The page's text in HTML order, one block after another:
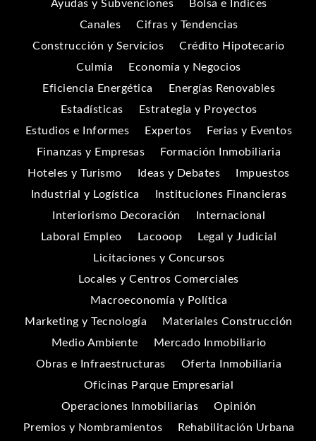
Ayudas y Subvenciones
Bolsa e Índices
Canales
Cifras y Tendencias
Construcción y Servicios
Crédito Hipotecario
Culmia
Economía y Negocios
Eficiencia Energética
Energías Renovables
Estadísticas
Estrategia y Proyectos
Estudios e Informes
Expertos
Ferias y Eventos
Finanzas y Empresas
Formación Inmobiliaria
Hoteles y Turismo
Ideas y Debates
Impuestos
Industrial y Logística
Instituciones Financieras
Interiorismo Decoración
Internacional
Laboral Empleo
Lacooop
Legal y Judicial
Licitaciones y Concursos
Locales y Centros Comerciales
Macroeconomía y Política
Marketing y Tecnología
Materiales Construcción
Medio Ambiente
Mercado Inmobiliario
Obras e Infraestructuras
Oferta Inmobiliaria
Oficinas Parque Empresarial
Operaciones Inmobiliarias
Opinión
Premios y Nombramientos
Rehabilitación Urbana